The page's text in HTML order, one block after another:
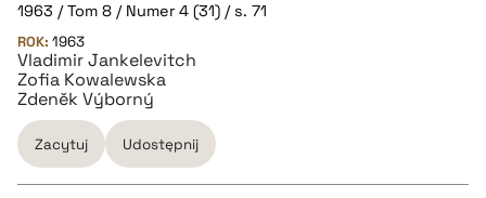
pobierz cytat
BIBTEX
pobierz cytat
1963 / Tom 8 / Numer 4 (31) / s. 71
ROK: 1963
Vladimir Jankelevitch
Zofia Kowalewska
Zdeněk Výborný
Zacytuj Udostępnij